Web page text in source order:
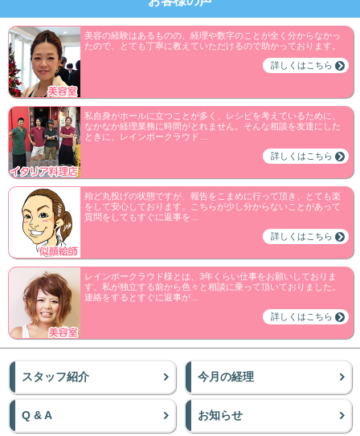
美容の経験はあるものの、経理や数字のことが全く分からなかっ
たので、とても丁寧に教えていただけるので助かっております。
詳しくはこちら
私自身がホールに立つことが多く、レシピを考えているために、
なかなか経理業務に時間がとれません。そんな相談を友達にした
ときに、レインボークラウド…
詳しくはこちら
殆ど丸投げの状態ですが、報告をこまめに行って頂き、とても楽
をして安心しております。こちらが少し分からないことがあって
質問をしてもすぐに返事を…
詳しくはこちら
レインボークラウド様とは、3年くらい仕事をお願いしておりま
す。私が独立する前から色々と相談に乗って頂いておりました。
連絡をするとすぐに返事が…
詳しくはこちら
スタッフ紹介 今月の経理
Q & A お知らせ